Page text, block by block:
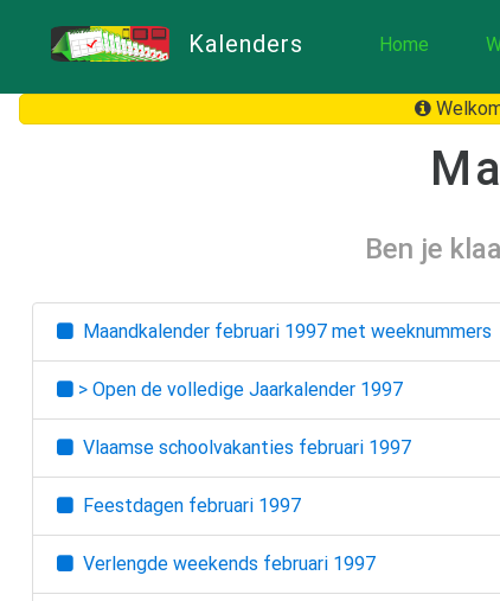
Kalenders Home
Ben je
Maandkalender februari 1997 met weeknummers
> Open de volledige Jaarkalender 1997
Vlaamse schoolvakanties februari 1997
Feestdagen februari 1997
Verlengde weekends februari 1997